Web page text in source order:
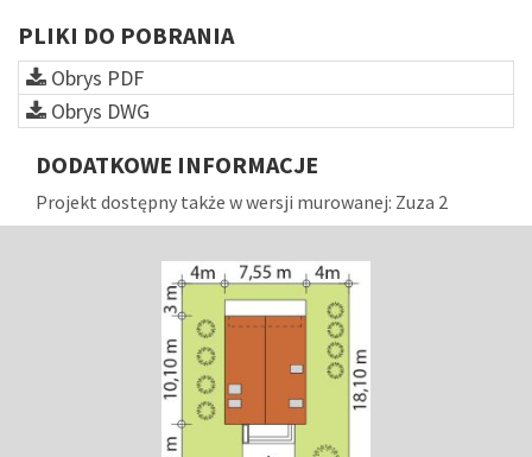
PLIKI DO POBRANIA
Obrys PDF
Obrys DWG
DODATKOWE INFORMACJE
Projekt dostępny także w wersji murowanej: Zuza 2